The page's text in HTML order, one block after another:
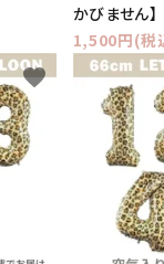
かびません】
1,500円(税
favorite